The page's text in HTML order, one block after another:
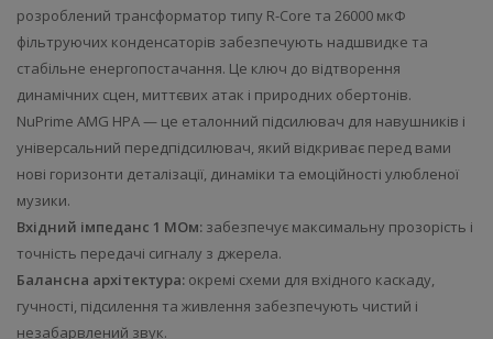
розроблений трансформатор типу R-Core та 26000 мкФ
фільтруючих конденсаторів забезпечують надшвидке та
стабільне енергопостачання. Це ключ до відтворення
динамічних сцен, миттєвих атак і природних обертонів.
NuPrime AMG HPA — це еталонний підсилювач для навушників і
універсальний передпідсилювач, який відкриває перед вами
нові горизонти деталізації, динаміки та емоційності улюбленої
музики.
Вхідний імпеданс 1 МОм: забезпечує максимальну прозорість і
точність передачі сигналу з джерела.
Балансна архітектура: окремі схеми для вхідного каскаду,
гучності, підсилення та живлення забезпечують чистий і
незабарвлений звук.